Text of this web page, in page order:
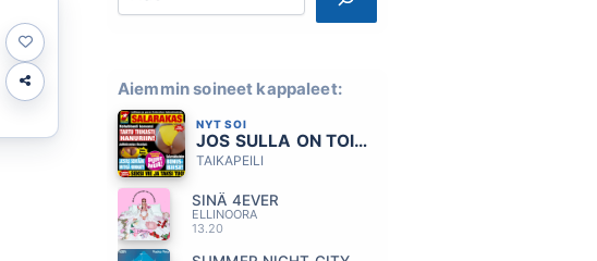
Aiemmin soineet kappaleet:
NYT SOI
JOS SULLA ON TOINEN
TAIKAPEILI
SINÄ 4EVER
ELLINOORA
13.20